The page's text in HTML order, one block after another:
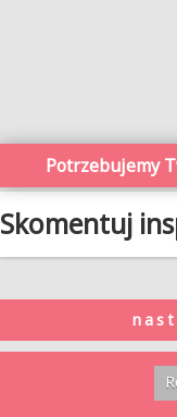
Potrzebujemy
Skomentuj